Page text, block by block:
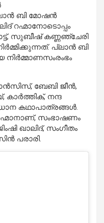
ബി മോഷൻ
റഹ്മാനോടൊപ്പം
സുബീഷ് കണ്ണഞ്ചേരി
പ്ലാൻ ബി
ബേബി ജീൻ,
നന്ദ
കഥാപാത്രങ്ങൾ.
സംഭാഷണം
ഖാലിദ്, സംഗീതം
പരാരി.